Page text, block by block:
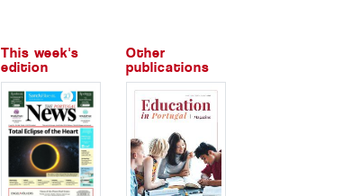
This week's
edition
Other
publications